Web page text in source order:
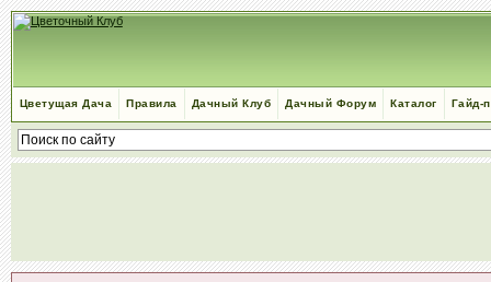
Цветущая Дача Правила Дачный Клуб Дачный Форум Каталог Гайд-